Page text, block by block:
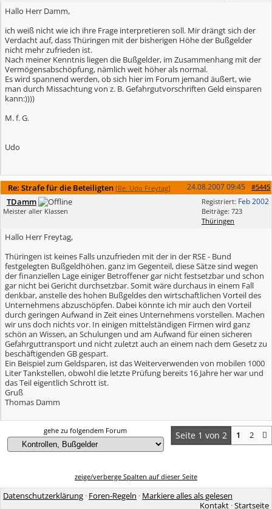
Hallo Herr Damm,
ich weiß nicht wie ich ihre Frage interpretieren soll. Mir drängt sich der
Verdacht auf, dass Thüringen mit der bisherigen Höhe der Bußgelder
nicht mehr zufrieden ist.
Nach meiner Kenntnis liegen die Bußgelder, im Zusammenhang mit der
Vermögensabschöpfung, nämlich weit höher als normal.
Es wird spannend werden, ob sich hier im Forum jemand äußert, wie
man durch Missachtung von z. B. Gefahrgutvorschriften Geld einsparen
kann:))))
M. f. G.
Udo
Re: Strafe für die Beteiligten [Re: Udo Freytag] #5445
24.08.200709:45
Registriert: Feb 2002
Beiträge: 723
Thüringen
TDamm
Meister aller Klassen
Hallo Herr Freytag,
Thüringen ist keines Falls unzufrieden mit der in der RSE - Bund
festgelegten Bußgeldhöhen. ganz im Gegenteil, diese Sätze sind wegen
der finanziellen Lage einiger Betroffener gar nicht festsetzbar und schon
gar nicht bei Gericht durchsetzbar. Somit wäre durchaus in einem Fall
denkbar, anstelle des hohen Bußgeldes den wirtschaftlichen Vorteil des
Unternehmens abzuschöpfen. Dabei könnte ich mir auch den Vorteil
durch geringen Aufwand in Zeit eines Unternehmens vorstellen. Machen
wir uns doch nichts vor. In einigen mittelständigen Firmen wird ganz
schön an Wissen, an Schulungen und am Aufwand für einen sicheren
Gefahrguttransport und nicht zuletzt auch an einem nach dem Gesetz zu
beschäftigenden GB gespart.
Ein Beispiel zum Geldsparen, ist das Weiterverwenden von mobilen 1000
Liter Tankstellen, obwohl die letzte Prüfung bereits 16 Jahre her war und
das Teil eigentlich Schrott ist.
Gruß
Thomas Damm
Seite 1 von 2 1 2
gehe zu folgendem Forum
zeige/verberge Spalten auf dieser Seite
Datenschutzerklärung · Foren-Regeln · Markiere alles als gelesen
Kontakt ·Startseite